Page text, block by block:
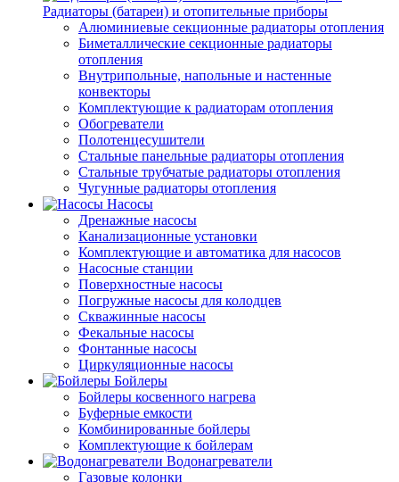
Радиаторы (батареи) и отопительные приборы
Алюминиевые секционные радиаторы отопления
Биметаллические секционные радиаторы
отопления
Внутрипольные, напольные и настенные
конвекторы
Комплектующие к радиаторам отопления
Обогреватели
Полотенцесушители
Стальные панельные радиаторы отопления
Стальные трубчатые радиаторы отопления
Чугунные радиаторы отопления
Насосы
Дренажные насосы
Канализационные установки
Комплектующие и автоматика для насосов
Насосные станции
Поверхностные насосы
Погружные насосы для колодцев
Скважинные насосы
Фекальные насосы
Фонтанные насосы
Циркуляционные насосы
Бойлеры
Бойлеры косвенного нагрева
Буферные емкости
Комбинированные бойлеры
Комплектующие к бойлерам
Водонагреватели
Газовые колонки